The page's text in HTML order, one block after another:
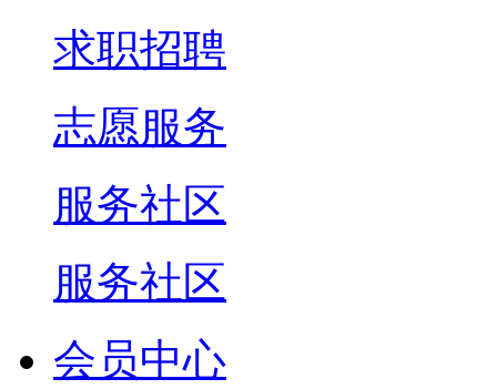
求职招聘
志愿服务
服务社区
服务社区
会员中心